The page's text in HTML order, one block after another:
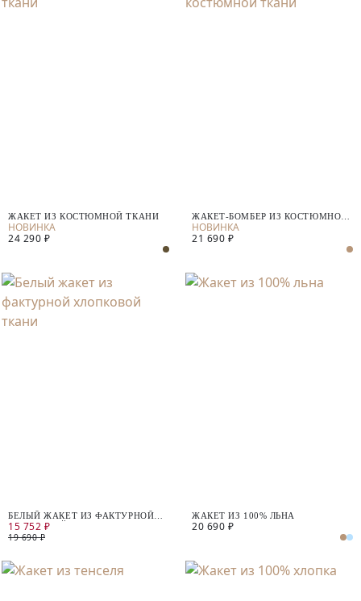
ЖАКЕТ ИЗ КОСТЮМНОЙ ТКАНИ
24 290 ₽
ЖАКЕТ-БОМБЕР ИЗ КОСТЮМНОЙ
ТКАНИ
21 690 ₽
БЕЛЫЙ ЖАКЕТ ИЗ ФАКТУРНОЙ
ХЛОПКОВОЙ ТКАНИ
15 752 ₽
19 690 ₽
ЖАКЕТ ИЗ 100% ЛЬНА
20 690 ₽